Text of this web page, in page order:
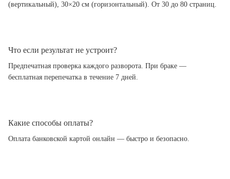
(вертикальный), 30×20 см (горизонтальный). От 30 до 80 страниц.
Что если результат не устроит?
Предпечатная проверка каждого разворота. При браке —
бесплатная перепечатка в течение 7 дней.
Какие способы оплаты?
Оплата банковской картой онлайн — быстро и безопасно.